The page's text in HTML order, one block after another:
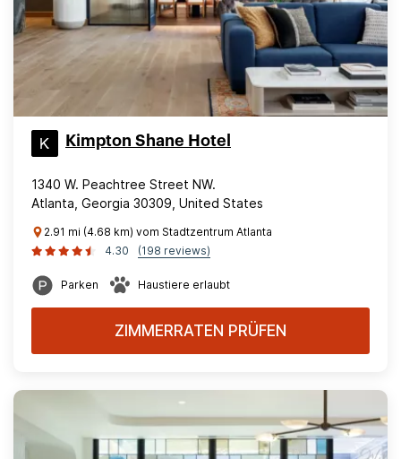
Kimpton Shane Hotel
1340 W. Peachtree Street NW.
Atlanta, Georgia 30309, United States
2.91 mi (4.68 km) vom Stadtzentrum Atlanta
4.30
(198 reviews)
Parken Haustiere erlaubt
ZIMMERRATEN PRÜFEN